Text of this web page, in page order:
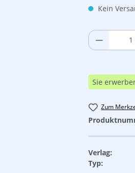
Kein
Sie
Zum
Verlag:
Typ: